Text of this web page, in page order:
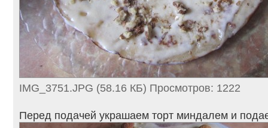
IMG_3751.JPG (58.16 КБ) Просмотров: 1222
Перед подачей украшаем торт миндалем и